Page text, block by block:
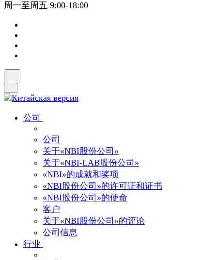
周一至周五 9:00-18:00
公司
公司
关于«NBI股份公司»
关于«NBI-LAB股份公司»
«NBI»的成就和奖项
«NBI股份公司»的许可证和证书
«NBI股份公司»的使命
客户
关于«NBI股份公司»的评论
公司信息
行业